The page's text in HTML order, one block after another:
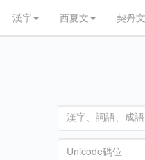
漢字 西夏文 契丹文